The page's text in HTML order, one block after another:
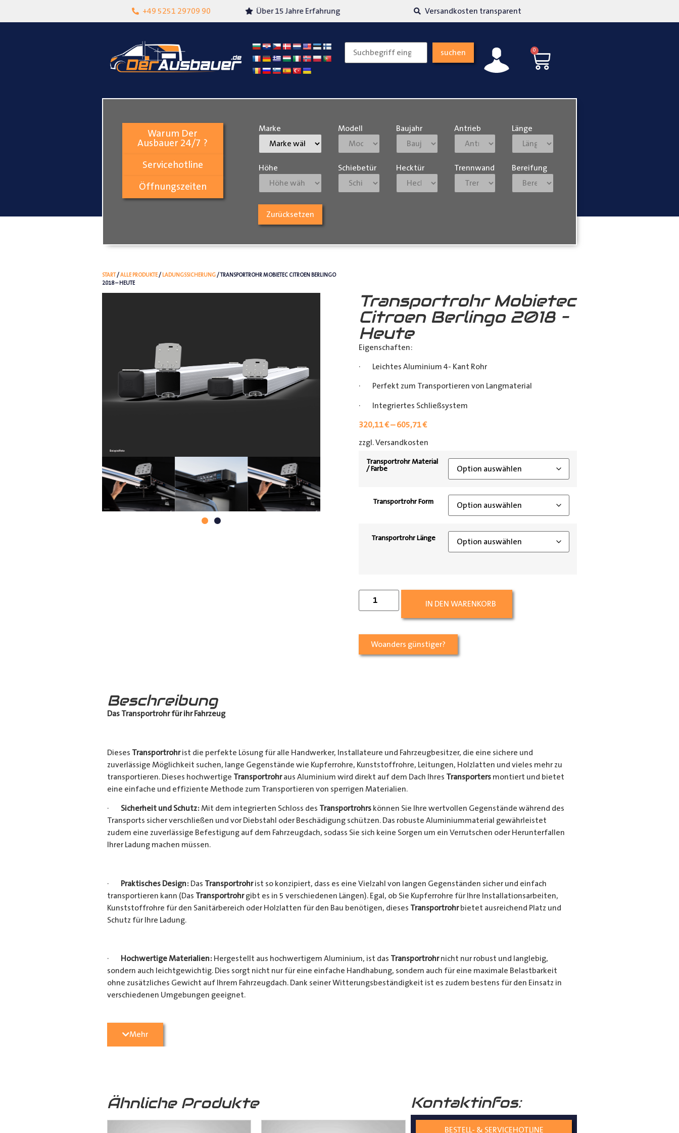
+49 5251 29709 90
Lokalgeschäft in Paderborn Über 15 Jahre Erfahrung Versandkosten transparent
suchen 0
Warum Der
Ausbauer 24/7 ?
Servicehotline
Öffnungszeiten
Marke Modell Baujahr Antrieb Länge
Höhe Schiebetür Hecktür Trennwand Bereifung
Zurücksetzen
START/ALLE PRODUKTE/ LADUNGSSICHERUNG/ TRANSPORTROHR MOBIETEC CITROEN BERLINGO
2018 – HEUTE
Transportrohr Mobietec
Citroen Berlingo 2018 –
Heute
Eigenschaften:
· Leichtes Aluminium 4- Kant Rohr
· Perfekt zum Transportieren von Langmaterial
· Integriertes Schließsystem
320,11€–605,71€
zzgl. Versandkosten
Transportrohr Material
/ Farbe
Transportrohr Form
Transportrohr Länge
IN DEN WARENKORB
Woanders günstiger?
Beschreibung
Das Transportrohr für ihr Fahrzeug
Dieses Transportrohrist die perfekte Lösung für alle Handwerker, Installateure und Fahrzeugbesitzer, die eine sichere und
zuverlässige Möglichkeit suchen, lange Gegenstände wie Kupferrohre, Kunststoffrohre, Leitungen, Holzlatten und vieles mehr zu
transportieren. Dieses hochwertige Transportrohraus Aluminium wird direkt auf dem Dach Ihres Transportersmontiert und bietet
eine einfache und effiziente Methode zum Transportieren von sperrigen Materialien.
· Sicherheit und Schutz: Mit dem integrierten Schloss des Transportrohrskönnen Sie Ihre wertvollen Gegenstände während des
Transports sicher verschließen und vor Diebstahl oder Beschädigung schützen. Das robuste Aluminiummaterial gewährleistet
zudem eine zuverlässige Befestigung auf dem Fahrzeugdach, sodass Sie sich keine Sorgen um ein Verrutschen oder Herunterfallen
Ihrer Ladung machen müssen.
· Praktisches Design: Das Transportrohrist so konzipiert, dass es eine Vielzahl von langen Gegenständen sicher und einfach
transportieren kann (Das Transportrohrgibt es in 5 verschiedenen Längen). Egal, ob Sie Kupferrohre für Ihre Installationsarbeiten,
Kunststoffrohre für den Sanitärbereich oder Holzlatten für den Bau benötigen, dieses Transportrohrbietet ausreichend Platz und
Schutz für Ihre Ladung.
· Hochwertige Materialien: Hergestellt aus hochwertigem Aluminium, ist das Transportrohrnicht nur robust und langlebig,
sondern auch leichtgewichtig. Dies sorgt nicht nur für eine einfache Handhabung, sondern auch für eine maximale Belastbarkeit
ohne zusätzliches Gewicht auf Ihrem Fahrzeugdach. Dank seiner Witterungsbeständigkeit ist es zudem bestens für den Einsatz in
verschiedenen Umgebungen geeignet.
Vielseitige Anwendungsmöglichkeiten:
Heimwerkerprojekten, dieses
·Verschiedene Variationen:DasTransportrohr
Mehr
Ähnliche Produkte Kontaktinfos:
BESTELL- & SERVICEHOTLINE